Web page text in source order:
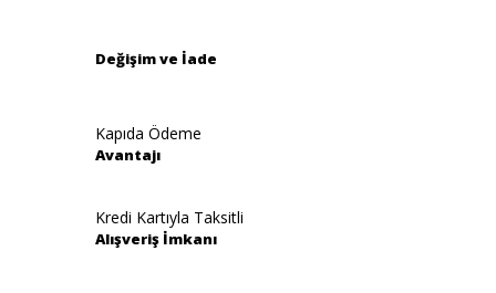
Değişim ve İade
Kapıda Ödeme
Avantajı
Kredi Kartıyla Taksitli
Alışveriş İmkanı